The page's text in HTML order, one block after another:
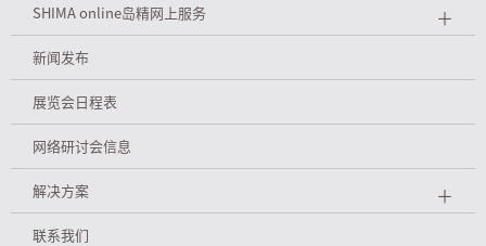
SHIMA online岛精网上服务 ＋
新闻发布
展览会日程表
网络研讨会信息
解决方案 ＋
联系我们